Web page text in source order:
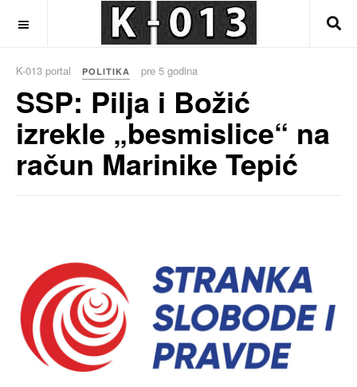
K-013 portal POLITIKA pre 5 godina
SSP: Pilja i Božić
izrekle „besmislice“ na
račun Marinike Tepić